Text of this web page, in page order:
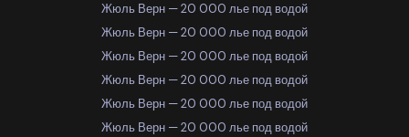
Жюль Верн — 20 000 лье под водой
Жюль Верн — 20 000 лье под водой
Жюль Верн — 20 000 лье под водой
Жюль Верн — 20 000 лье под водой
Жюль Верн — 20 000 лье под водой
Жюль Верн — 20 000 лье под водой